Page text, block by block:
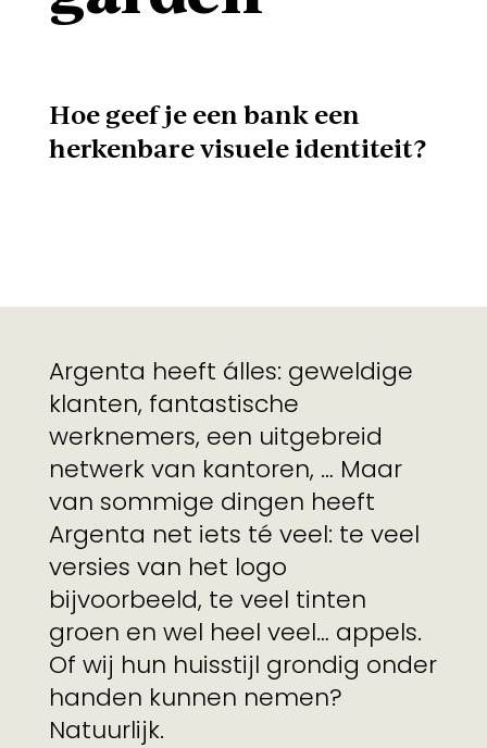
Hoe geef je een bank een
herkenbare visuele identiteit?
Argenta heeft álles: geweldige
klanten, fantastische
werknemers, een uitgebreid
netwerk van kantoren, … Maar
van sommige dingen heeft
Argenta net iets té veel: te veel
versies van het logo
bijvoorbeeld, te veel tinten
groen en wel heel veel… appels.
Of wij hun huisstijl grondig onder
handen kunnen nemen?
Natuurlijk.